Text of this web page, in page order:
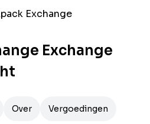
Exchange
Exchange
Over Vergoedingen